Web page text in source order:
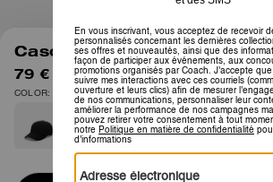
1/3
Casquette de Baseball
79 € 125 €
COLOR: Craie